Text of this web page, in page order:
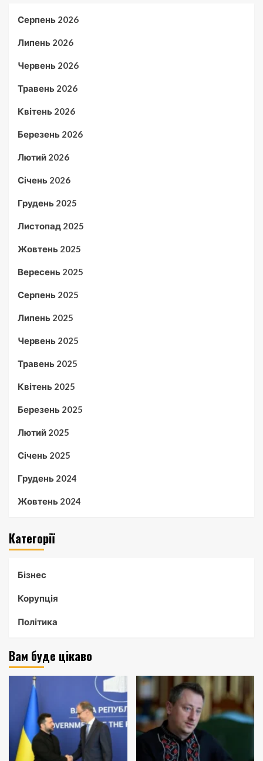
Серпень 2026
Липень 2026
Червень 2026
Травень 2026
Квітень 2026
Березень 2026
Лютий 2026
Січень 2026
Грудень 2025
Листопад 2025
Жовтень 2025
Вересень 2025
Серпень 2025
Липень 2025
Червень 2025
Травень 2025
Квітень 2025
Березень 2025
Лютий 2025
Січень 2025
Грудень 2024
Жовтень 2024
Категорії
Бізнес
Корупція
Політика
Вам буде цікаво